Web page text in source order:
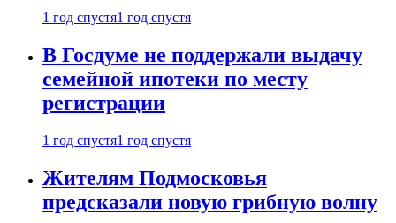
1 год спустя1 год спустя
В Госдуме не поддержали выдачу
семейной ипотеки по месту
регистрации
1 год спустя1 год спустя
Жителям Подмосковья
предсказали новую грибную волну